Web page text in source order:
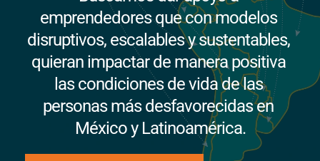
emprendedores que con modelos
disruptivos, escalables y sustentables,
quieran impactar de manera positiva
las condiciones de vida de las
personas más desfavorecidas en
México y Latinoamérica.